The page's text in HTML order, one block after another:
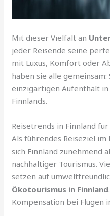
Mit dieser Vielfalt an
jeder Reisende seine
mit Luxus, Komfort oder
haben sie alle
einzigartigen Aufenthalt
Finnlands.
Reisetrends in Finnland
Als führendes Reiseziel
sich Finnland zunehmend
nachhaltiger Tourismus.
setzen auf
Ökotourismus in Finnland
Kompensation bei Flügen